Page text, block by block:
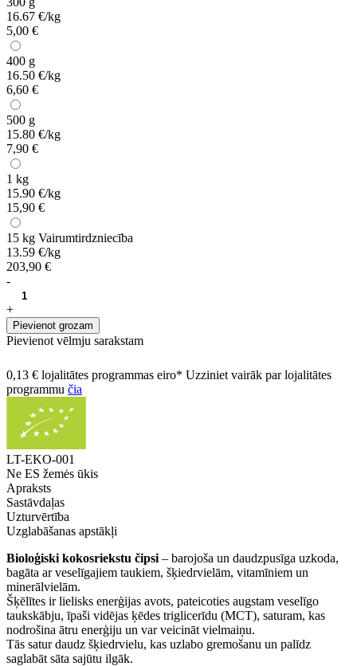
16.67 €/kg
5,00 €
400 g
16.50 €/kg
6,60 €
500 g
15.80 €/kg
7,90 €
1 kg
15.90 €/kg
15,90 €
15 kg Vairumtirdzniecība
13.59 €/kg
203,90 €
-
+
Pievienot grozam
Pievienot vēlmju sarakstam
0,13 € lojalitātes programmas eiro* Uzziniet vairāk par lojalitātes
programmu čia
LT-EKO-001
Ne ES žemės ūkis
Apraksts
Sastāvdaļas
Uzturvērtība
Uzglabāšanas apstākļi
Bioloģiski kokosriekstu čipsi – barojoša un daudzpusīga uzkoda,
bagāta ar veselīgajiem taukiem, šķiedrvielām, vitamīniem un
minerālvielām.
Šķēlītes ir lielisks enerģijas avots, pateicoties augstam veselīgo
taukskābju, īpaši vidējas ķēdes triglicerīdu (MCT), saturam, kas
nodrošina ātru enerģiju un var veicināt vielmaiņu.
Tās satur daudz šķiedrvielu, kas uzlabo gremošanu un palīdz
saglabāt sāta sajūtu ilgāk.